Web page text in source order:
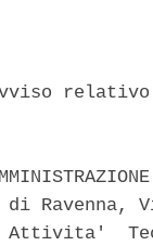
di
Attivita'